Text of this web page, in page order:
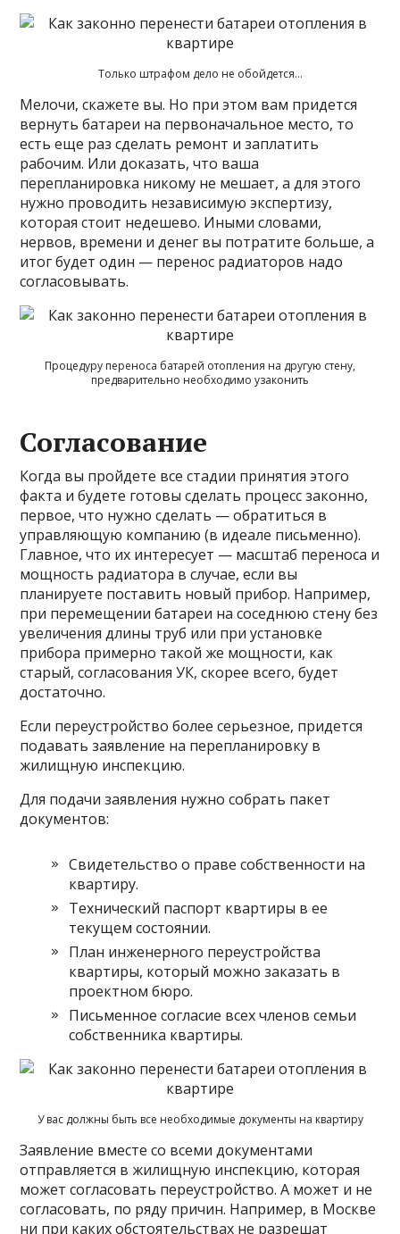
Только штрафом дело не обойдется…
Мелочи, скажете вы. Но при этом вам придется
вернуть батареи на первоначальное место, то
есть еще раз сделать ремонт и заплатить
рабочим. Или доказать, что ваша
перепланировка никому не мешает, а для этого
нужно проводить независимую экспертизу,
которая стоит недешево. Иными словами,
нервов, времени и денег вы потратите больше, а
итог будет один — перенос радиаторов надо
согласовывать.
Процедуру переноса батарей отопления на другую стену,
предварительно необходимо узаконить
Согласование
Когда вы пройдете все стадии принятия этого
факта и будете готовы сделать процесс законно,
первое, что нужно сделать — обратиться в
управляющую компанию (в идеале письменно).
Главное, что их интересует — масштаб переноса и
мощность радиатора в случае, если вы
планируете поставить новый прибор. Например,
при перемещении батареи на соседнюю стену без
увеличения длины труб или при установке
прибора примерно такой же мощности, как
старый, согласования УК, скорее всего, будет
достаточно.
Если переустройство более серьезное, придется
подавать заявление на перепланировку в
жилищную инспекцию.
Для подачи заявления нужно собрать пакет
документов:
Свидетельство о праве собственности на
квартиру.
Технический паспорт квартиры в ее
текущем состоянии.
План инженерного переустройства
квартиры, который можно заказать в
проектном бюро.
Письменное согласие всех членов семьи
собственника квартиры.
У вас должны быть все необходимые документы на квартиру
Заявление вместе со всеми документами
отправляется в жилищную инспекцию, которая
может согласовать переустройство. А может и не
согласовать, по ряду причин. Например, в Москве
ни при каких обстоятельствах не разрешат